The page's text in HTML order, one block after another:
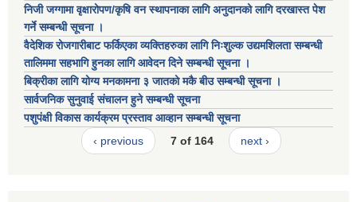
निजी जग्गामा वृक्षारोपण/कृषि वन स्थापनाका लागि अनुदानको लागि दरखास्त पेश
गर्ने सम्बन्धी सूचना ।
वैदेशिक रोजगारीबाट फर्किएका व्यक्तिहरुका लागि निःशुल्क उद्यमशिलता सम्बन्धी
तालिममा सहभागि हुनका लागि आवेदन दिने सम्बन्धी सूचना ।
बिक्रीका लागि योग्य मनकामना ३ जातको मकै बीउ सम्बन्धी सूचना ।
सार्वजनिक सुनुवाई संचालन हुने सम्बन्धी सूचना
पशुपंक्षी विकास कार्यक्रम प्रस्ताव आव्हान सम्बन्धी सूचना
‹ previous
7 of 164 next ›